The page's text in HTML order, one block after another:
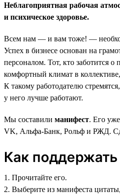
Неблагоприятная рабочая
и психическое здоровье.
Всем нам — и вам тоже! —
Успех в бизнесе основан на
персоналом. Тот, кто заботится о
комфортный климат в
К такому работодателю
у него лучше работают.
Мы составили манифест. Его
VK, Альфа-Банк, Рольф и РЖД.
Как
1. Прочитайте его.
2. Выберите из манифеста